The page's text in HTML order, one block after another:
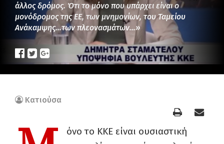
άλλος δρόμος. Ότι το μόνο που υπάρχει είναι ο
μονόδρομος της ΕΕ, των μνημονίων, του Ταμείου
Ανάκαμψης…των πλεονασμάτων…»
Κατιούσα
όνο το ΚΚΕ είναι ουσιαστική